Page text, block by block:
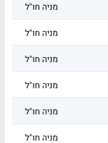
מניה חו"ל
מניה חו"ל
מניה חו"ל
מניה חו"ל
מניה חו"ל
מניה חו"ל